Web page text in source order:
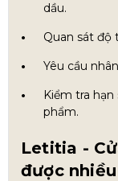
dầu.
Quan sát độ
Yêu cầu
Kiểm tra
phẩm.
Letitia -
được